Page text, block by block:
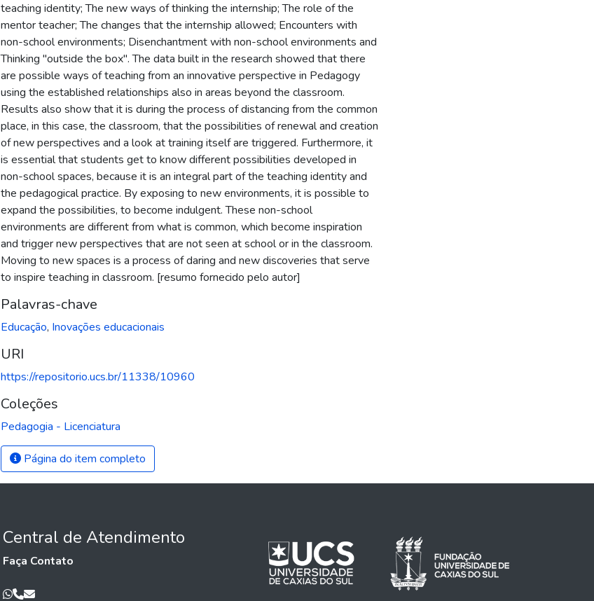
teaching identity; The new ways of thinking the internship; The role of the
mentor teacher; The changes that the internship allowed; Encounters with
non-school environments; Disenchantment with non-school environments and
Thinking "outside the box". The data built in the research showed that there
are possible ways of teaching from an innovative perspective in Pedagogy
using the established relationships also in areas beyond the classroom.
Results also show that it is during the process of distancing from the common
place, in this case, the classroom, that the possibilities of renewal and creation
of new perspectives and a look at training itself are triggered. Furthermore, it
is essential that students get to know different possibilities developed in
non-school spaces, because it is an integral part of the teaching identity and
the pedagogical practice. By exposing to new environments, it is possible to
expand the possibilities, to become indulgent. These non-school
environments are different from what is common, which become inspiration
and trigger new perspectives that are not seen at school or in the classroom.
Moving to new spaces is a process of daring and new discoveries that serve
to inspire teaching in classroom. [resumo fornecido pelo autor]
Palavras-chave
Educação, Inovações educacionais
URI
https://repositorio.ucs.br/11338/10960
Coleções
Pedagogia - Licenciatura
Página do item completo
Central de Atendimento
Faça Contato